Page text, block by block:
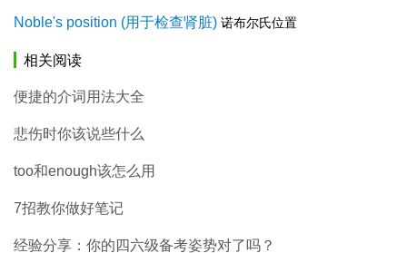
Noble's position (用于检查肾脏) 诺布尔氏位置
相关阅读
便捷的介词用法大全
悲伤时你该说些什么
too和enough该怎么用
7招教你做好笔记
经验分享：你的四六级备考姿势对了吗？